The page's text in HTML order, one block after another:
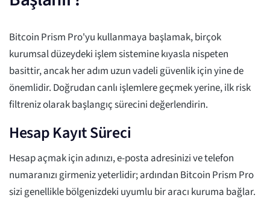
Bitcoin Prism Pro'yu kullanmaya başlamak, birçok
kurumsal düzeydeki işlem sistemine kıyasla nispeten
basittir, ancak her adım uzun vadeli güvenlik için yine de
önemlidir. Doğrudan canlı işlemlere geçmek yerine, ilk risk
filtreniz olarak başlangıç sürecini değerlendirin.
Hesap Kayıt Süreci
Hesap açmak için adınızı, e-posta adresinizi ve telefon
numaranızı girmeniz yeterlidir; ardından Bitcoin Prism Pro
sizi genellikle bölgenizdeki uyumlu bir aracı kuruma bağlar.